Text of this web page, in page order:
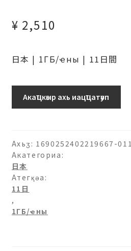
¥ 2,510
日本 | 1ГБ/ҽны | 11日間
ト
バ
ン
ク)
プ
ロ
モ
Акаҵкәыр ахь иацҵатәуп
Ахьӡ: 1690252402219667-011
Акатегориа:
日本
Атегқәа:
11日
,
1ГБ/ҽны